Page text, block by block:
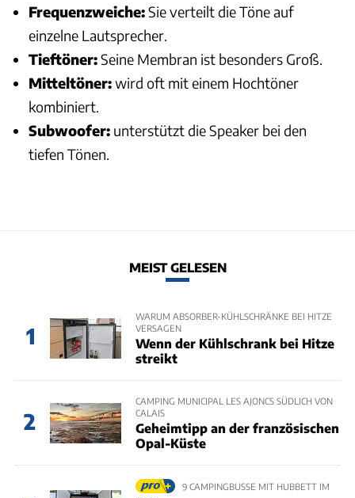
Frequenzweiche:Sie verteilt die Töne auf
einzelne Lautsprecher.
Tieftöner:Seine Membran ist besonders Groß.
Mitteltöner:wird oft mit einem Hochtöner
kombiniert.
Subwoofer: unterstützt die Speaker bei den
tiefen Tönen.
MEIST GELESEN
1
WARUM ABSORBER-KÜHLSCHRÄNKE BEI HITZE
VERSAGEN
Wenn der Kühlschrank bei Hitze
streikt
2
CAMPING MUNICIPAL LES AJONCS SÜDLICH VON
CALAIS
Geheimtipp an der französischen
Opal-Küste
9 CAMPINGBUSSE MIT HUBBETT IM